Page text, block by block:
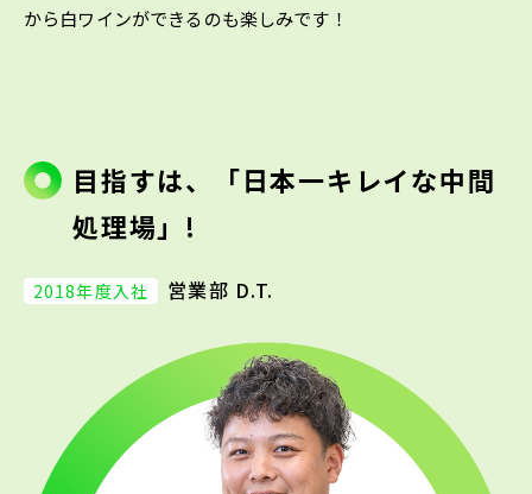
から白ワインができるのも楽しみです！
目指すは、「日本一キレイな中間
処理場」!
2018年度入社 営業部 D.T.